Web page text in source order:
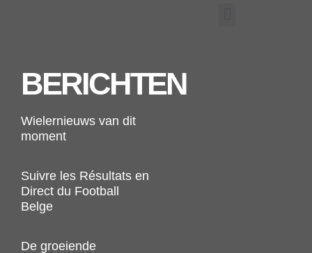
BERICHTEN
Wielernieuws van dit
moment
Suivre les Résultats en
Direct du Football
Belge
De groeiende